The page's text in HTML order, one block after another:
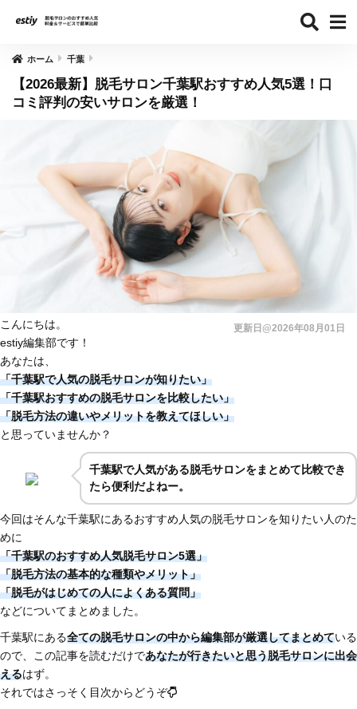
ホーム 千葉
【2026最新】脱毛サロン千葉駅おすすめ人気5選！口
コミ評判の安いサロンを厳選！
更新日@2026年08月01日
こんにちは。
estiy編集部です！
あなたは、
「千葉駅で人気の脱毛サロンが知りたい」
「千葉駅おすすめの脱毛サロンを比較したい」
「脱毛方法の違いやメリットを教えてほしい」
と思っていませんか？
千葉駅で人気がある脱毛サロンをまとめて比較でき
たら便利だよねー。
今回はそんな千葉駅にあるおすすめ人気の脱毛サロンを知りたい人のた
めに
「千葉駅のおすすめ人気脱毛サロン5選」
「脱毛方法の基本的な種類やメリット」
「脱毛がはじめての人によくある質問」
などについてまとめました。
千葉駅にある全ての脱毛サロンの中から編集部が厳選してまとめている
ので、この記事を読むだけであなたが行きたいと思う脱毛サロンに出会
えるはず。
それではさっそく目次からどうぞ